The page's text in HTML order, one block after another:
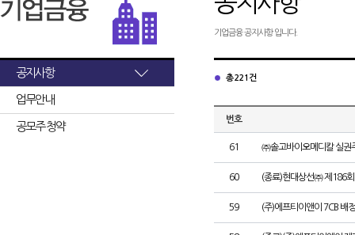
공지사항
업무안내
공모주 청약
기업금융 공지사항 입니다.
총 221건
번호
61 ㈜솔고바이오메디칼 실권
60 (종료)현대상선㈜ 제186
59 (주)에프티이앤이 7CB 배